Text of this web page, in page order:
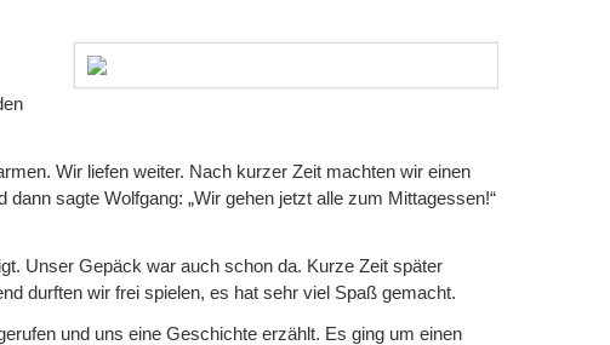
Wir liefen weiter. Nach kurzer Zeit machten wir einen
sagte Wolfgang: „Wir gehen jetzt alle zum Mittagessen!“
Unser Gepäck war auch schon da. Kurze Zeit später
durften wir frei spielen, es hat sehr viel Spaß gemacht.
und uns eine Geschichte erzählt. Es ging um einen